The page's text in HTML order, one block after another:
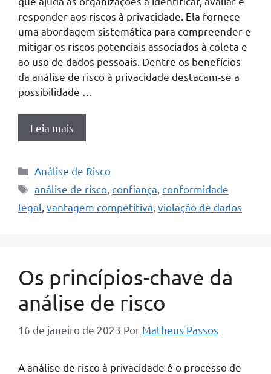
responder aos riscos à privacidade. Ela fornece
uma abordagem sistemática para compreender e
mitigar os riscos potenciais associados à coleta e
ao uso de dados pessoais. Dentre os benefícios
da análise de risco à privacidade destacam-se a
possibilidade …
Leia mais
Categorias
Análise de Risco
Tags
análise de risco ,confiança ,conformidade
legal vantagem competitiva violação de dados
Os princípios-chave da
análise de risco
16 de janeiro de 2023 Por Matheus Passos
A análise de risco à privacidade é o processo de